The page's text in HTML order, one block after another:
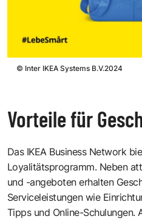
© Inter IKEA Systems B.V.2024
Vorteile für
Das IKEA Business Network
Loyalitätsprogramm. Neben
und -angeboten erhalten
Serviceleistungen wie
Tipps und Online-Schulungen.